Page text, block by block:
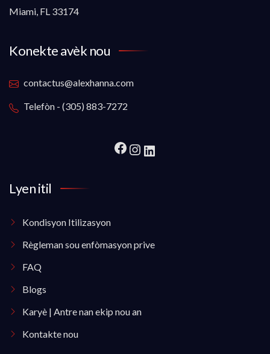
Miami, FL 33174
Konekte avèk nou
contactus@alexhanna.com
Telefòn - (305) 883-7272
Lyen itil
Kondisyon Itilizasyon
Règleman sou enfòmasyon prive
FAQ
Blogs
Karyè | Antre nan ekip nou an
Kontakte nou